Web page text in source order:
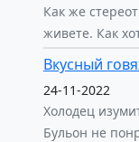
Как же
живете. Как
Вкусный
24-11-2022
Холодец
Бульон не